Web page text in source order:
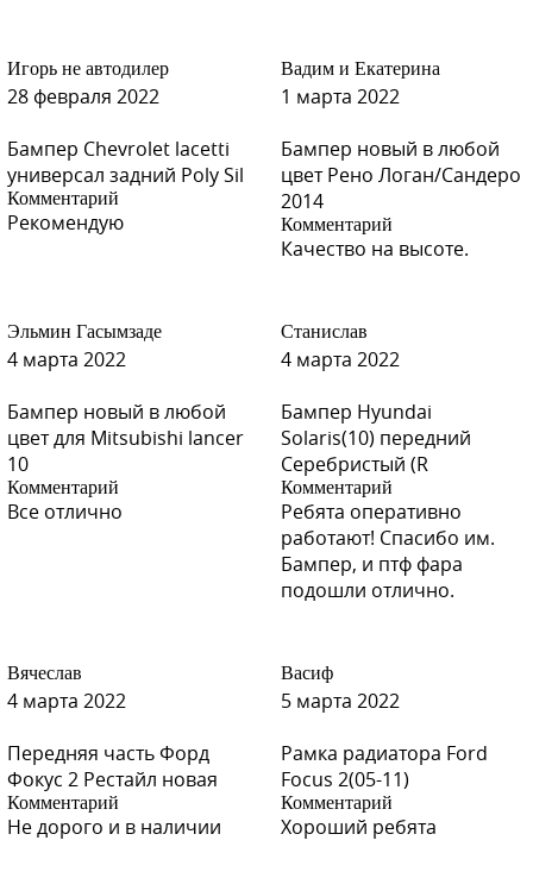
Игорь не автодилер
28 февраля 2022
Бампер Chevrolet lacetti
универсал задний Poly Sil
Комментарий
Рекомендую
Вадим и Екатерина
1 марта 2022
Бампер новый в любой
цвет Рено Логан/Сандеро
2014
Комментарий
Качество на высоте.
Эльмин Гасымзаде
4 марта 2022
Бампер новый в любой
цвет для Mitsubishi lancer
10
Комментарий
Все отлично
Станислав
4 марта 2022
Бампер Hyundai
Solaris(10) передний
Серебристый (R
Комментарий
Ребята оперативно
работают! Спасибо им.
Бампер, и птф фара
подошли отлично.
Вячеслав
4 марта 2022
Передняя часть Форд
Фокус 2 Рестайл новая
Комментарий
Не дорого и в наличии
Васиф
5 марта 2022
Рамка радиатора Ford
Focus 2(05-11)
Комментарий
Хороший ребята